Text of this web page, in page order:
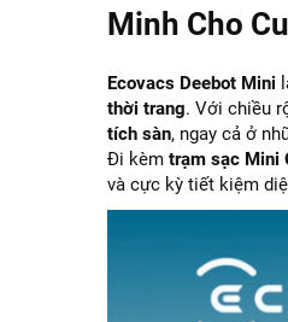
Minh Cho
Ecovacs Deebot Mini
thời trang. Với chiều
tích sàn, ngay cả ở
Đi kèmtrạm sạc Mini
và cực kỳ tiết kiệm